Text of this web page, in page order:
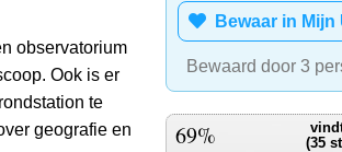
Bewaar in Mijn
Bewaard door 3
(35
69%
observatorium
Ook is er
te
geografie en